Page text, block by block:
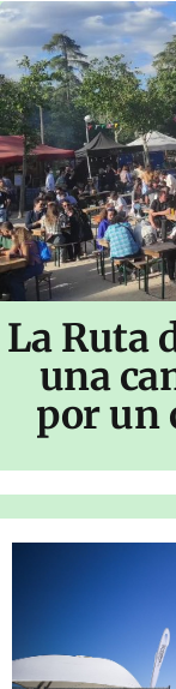
La Ruta
una
por un